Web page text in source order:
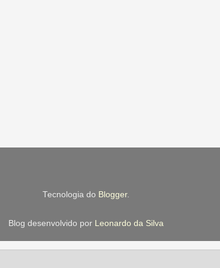
Tecnologia do Blogger.
Blog desenvolvido por Leonardo da Silva